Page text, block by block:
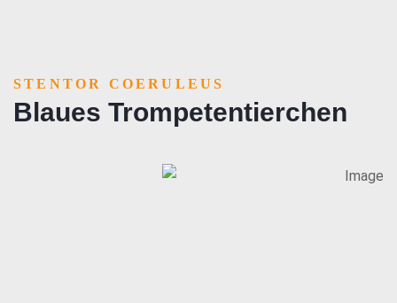
STENTOR COERULEUS
Blaues Trompetentierchen